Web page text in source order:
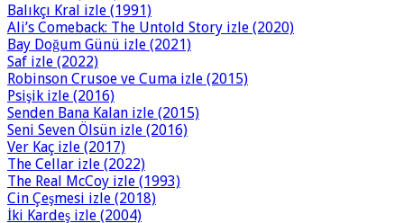
Balıkçı Kral izle (1991)
Ali’s Comeback: The Untold Story izle (2020)
Bay Doğum Günü izle (2021)
Saf izle (2022)
Robinson Crusoe ve Cuma izle (2015)
Psişik izle (2016)
Senden Bana Kalan izle (2015)
Seni Seven Ölsün izle (2016)
Ver Kaç izle (2017)
The Cellar izle (2022)
The Real McCoy izle (1993)
Cin Çeşmesi izle (2018)
İki Kardeş izle (2004)